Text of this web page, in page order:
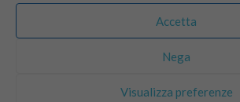
Accetta
Nega
Visualizza preferenze
Reserved | Credits